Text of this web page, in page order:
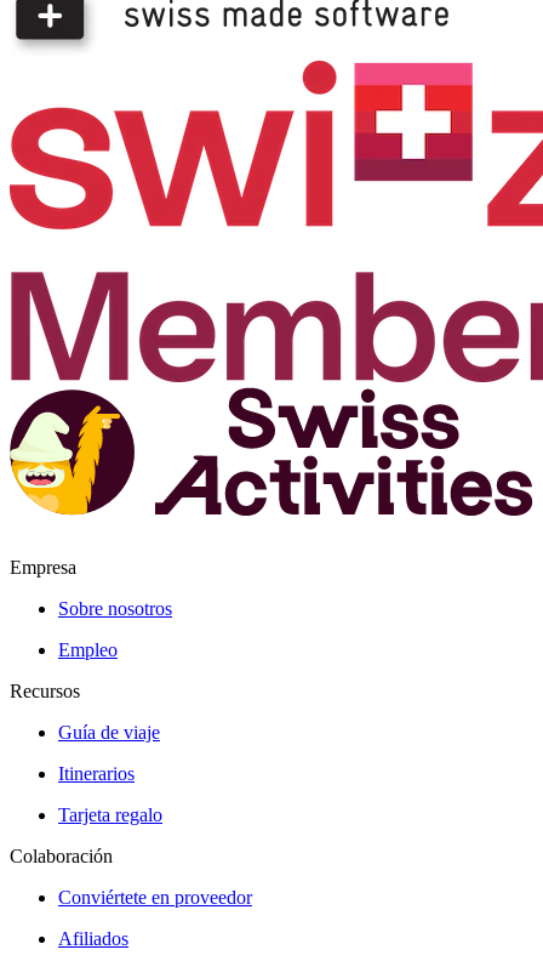
Empresa
Sobre nosotros
Empleo
Recursos
Guía de viaje
Itinerarios
Tarjeta regalo
Colaboración
Conviértete en proveedor
Afiliados